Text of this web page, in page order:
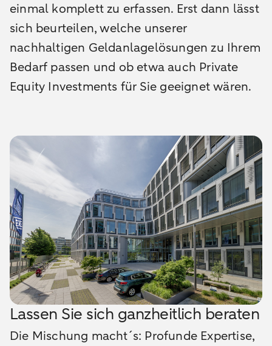
einmal komplett zu erfassen. Erst dann lässt
sich beurteilen, welche unserer
nachhaltigen Geldanlagelösungen zu Ihrem
Bedarf passen und ob etwa auch Private
Equity Investments für Sie geeignet wären.
Lassen Sie sich ganzheitlich beraten
Die Mischung macht´s: Profunde Expertise,